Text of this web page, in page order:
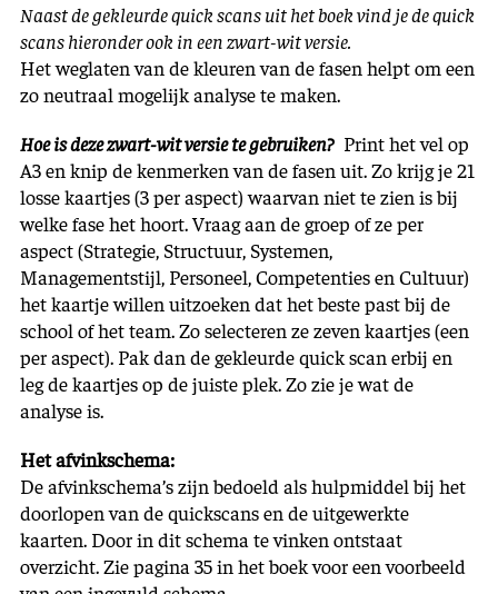
Naast de gekleurde quick scans uit het boek vind je de quick
scans hieronder ook in een zwart-wit versie.
Het weglaten van de kleuren van de fasen helpt om een
zo neutraal mogelijk analyse te maken.
Hoe is deze zwart-wit versie te gebruiken? Print het vel op
A3 en knip de kenmerken van de fasen uit. Zo krijg je 21
losse kaartjes (3 per aspect) waarvan niet te zien is bij
welke fase het hoort. Vraag aan de groep of ze per
aspect (Strategie, Structuur, Systemen,
Managementstijl, Personeel, Competenties en Cultuur)
het kaartje willen uitzoeken dat het beste past bij de
school of het team. Zo selecteren ze zeven kaartjes (een
per aspect). Pak dan de gekleurde quick scan erbij en
leg de kaartjes op de juiste plek. Zo zie je wat de
analyse is.
Het afvinkschema:
De afvinkschema’s zijn bedoeld als hulpmiddel bij het
doorlopen van de quickscans en de uitgewerkte
kaarten. Door in dit schema te vinken ontstaat
overzicht. Zie pagina 35 in het boek voor een voorbeeld